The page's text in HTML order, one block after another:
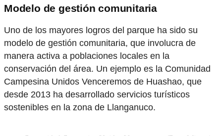
Modelo de gestión comunitaria
Uno de los mayores logros del parque ha sido su
modelo de gestión comunitaria, que involucra de
manera activa a poblaciones locales en la
conservación del área. Un ejemplo es la Comunidad
Campesina Unidos Venceremos de Huashao, que
desde 2013 ha desarrollado servicios turísticos
sostenibles en la zona de Llanganuco.